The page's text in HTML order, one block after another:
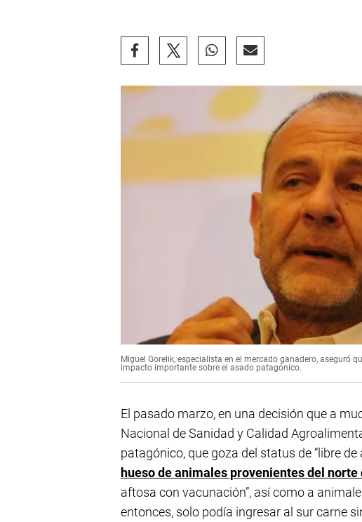
Miguel Gorelik, especialista en el mercado ganadero, aseguró
impacto importante sobre el asado patagónico.
El pasado marzo, en una decisión que a
Nacional de Sanidad y Calidad
patagónico, que goza del status de “libre
hueso de animales provenientes del
aftosa con vacunación”, así como a
entonces, solo podía ingresar al sur carne